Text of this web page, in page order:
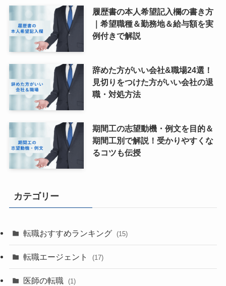
履歴書の本人希望記入欄の書き方
｜希望職種＆勤務地＆給与額を実
例付きで解説
辞めた方がいい会社&職場24選！
見切りをつけた方がいい会社の退
職・対処方法
期間工の志望動機・例文を目的＆
期間工別で解説！受かりやすくな
るコツも伝授
カテゴリー
転職おすすめランキング (15)
転職エージェント (17)
医師の転職 (1)